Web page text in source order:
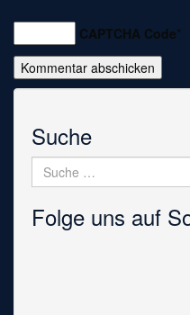
CAPTCHA Code*
Suche
Suche
nach:
Folge uns auf